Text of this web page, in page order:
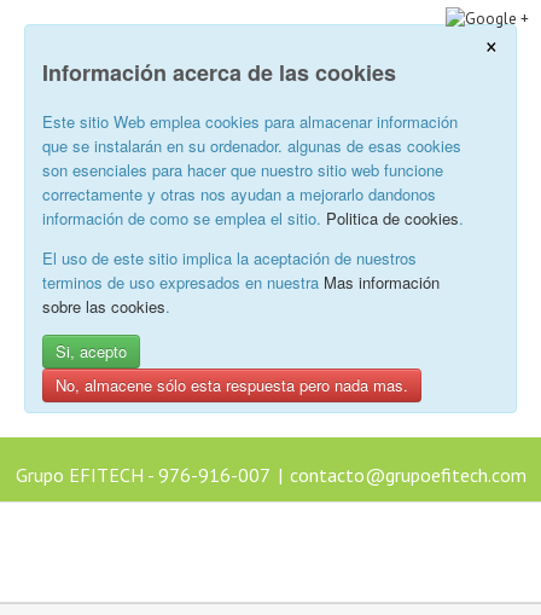
×
Información acerca de las cookies
Este sitio Web emplea cookies para almacenar información
que se instalarán en su ordenador. algunas de esas cookies
son esenciales para hacer que nuestro sitio web funcione
correctamente y otras nos ayudan a mejorarlo dandonos
información de como se emplea el sitio. Politica de cookies.
El uso de este sitio implica la aceptación de nuestros
terminos de uso expresados en nuestra Mas información
sobre las cookies.
Si, acepto
No, almacene sólo esta respuesta pero nada mas.
Grupo EFITECH - 976-916-007 | contacto@grupoefitech.com